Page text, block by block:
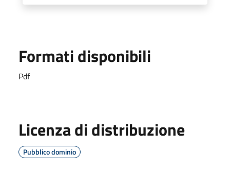
Formati disponibili
Pdf
Licenza di distribuzione
Pubblico dominio